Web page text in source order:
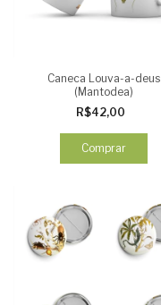
Caneca Louva-a-deus
(Mantodea)
R$42,00
Comprar